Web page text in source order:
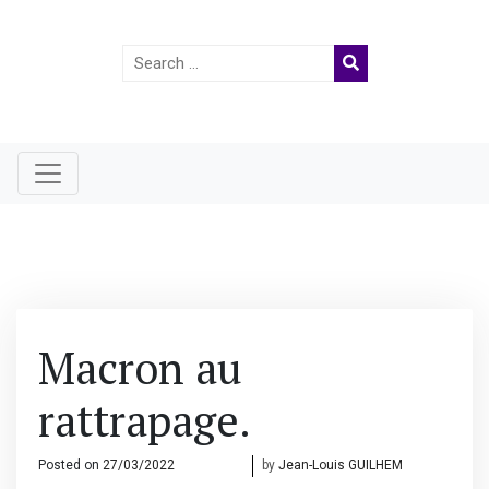
Search
Macron au
rattrapage.
Posted on 27/03/2022 by Jean-Louis GUILHEM